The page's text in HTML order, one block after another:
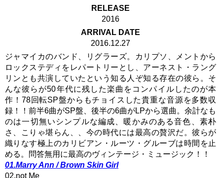
RELEASE
2016
ARRIVAL DATE
2016.12.27
ジャマイカのバンド、リグラーズ。カリプソ、メントから
ロックステディをレパートリーとし、アーネスト・ラング
リンとも共演していたという知る人ぞ知る存在の彼ら。そ
んな彼らが50年代に残した楽曲をコンパイルしたのが本
作！78回転SP盤からもチョイスした貴重な音源を多数収
録！！前半6曲がSP盤、後半の6曲がLPから選曲。余計なも
のは一切無いシンプルな編成、暖かみのある音色、素朴
さ、こりゃ堪らん、、今の時代には最高の贅沢だ。彼らが
織りなす極上のカリビアン・ルーツ・グルーブは時間を止
める。問答無用に最高のヴィンテージ・ミュージック！！
01.Marry Ann / Brown Skin Girl
02.not Me